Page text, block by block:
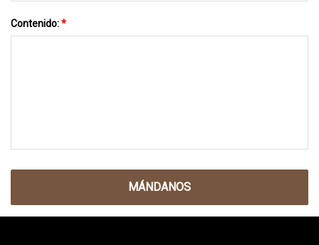
Contenido:*
MÁNDANOS